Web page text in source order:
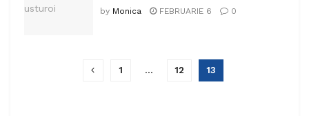
by Monica FEBRUARIE 6 0
1 … 12 13